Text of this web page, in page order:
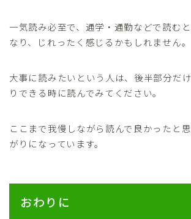
一気読み必至で、通学・通勤などで読む
なり、じれったく感じるかもしれません。
大事に読みたいという人は、後半部分だ
りできる時に読んでみてください。
ここまで我慢しながら読んで良かったと
がりになっています。
おわりに